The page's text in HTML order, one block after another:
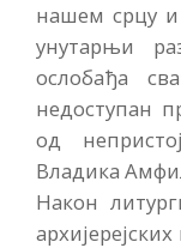
нашем срцу и
унутарњи
ослобађа
недоступан
од
Владика
Након